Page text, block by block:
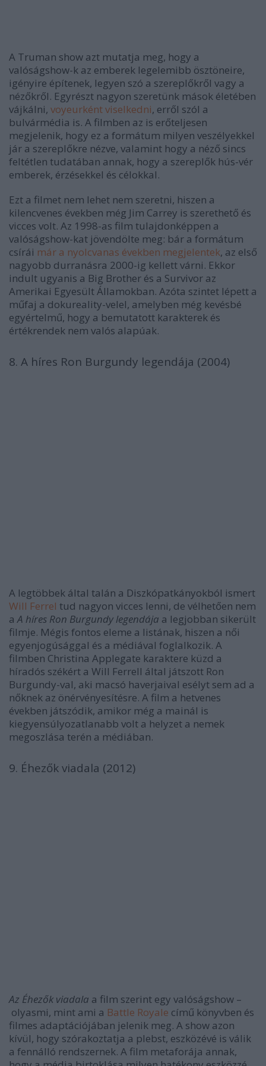
A Truman show azt mutatja meg, hogy a
valóságshow-k az emberek legelemibb ösztöneire,
igényire építenek, legyen szó a szereplőkről vagy a
nézőkről. Egyrészt nagyon szeretünk mások életében
vájkálni, voyeurként viselkedni, erről szól a
bulvármédia is. A filmben az is erőteljesen
megjelenik, hogy ez a formátum milyen veszélyekkel
jár a szereplőkre nézve, valamint hogy a néző sincs
feltétlen tudatában annak, hogy a szereplők hús-vér
emberek, érzésekkel és célokkal.
Ezt a filmet nem lehet nem szeretni, hiszen a
kilencvenes években még Jim Carrey is szerethető és
vicces volt. Az 1998-as film tulajdonképpen a
valóságshow-kat jövendölte meg: bár a formátum
csírái már a nyolcvanas években megjelentek, az első
nagyobb durranásra 2000-ig kellett várni. Ekkor
indult ugyanis a Big Brother és a Survivor az
Amerikai Egyesült Államokban. Azóta szintet lépett a
műfaj a dokureality-velel, amelyben még kevésbé
egyértelmű, hogy a bemutatott karakterek és
értékrendek nem valós alapúak.
8. A híres Ron Burgundy legendája (2004)
A legtöbbek által talán a Diszkópatkányokból ismert
Will Ferrel tud nagyon vicces lenni, de vélhetően nem
aA híres Ron Burgundy legendája a legjobban sikerült
filmje. Mégis fontos eleme a listának, hiszen a női
egyenjogúsággal és a médiával foglalkozik. A
filmben Christina Applegate karaktere küzd a
híradós székért a Will Ferrell által játszott Ron
Burgundy-val, aki macsó haverjaival esélyt sem ad a
nőknek az önérvényesítésre. A film a hetvenes
években játszódik, amikor még a mainál is
kiegyensúlyozatlanabb volt a helyzet a nemek
megoszlása terén a médiában.
9. Éhezők viadala (2012)
Az Éhezők viadala a film szerint egy valóságshow –
olyasmi, mint ami a Battle Royale című könyvben és
filmes adaptációjában jelenik meg. A show azon
kívül, hogy szórakoztatja a plebst, eszközévé is válik
a fennálló rendszernek. A film metaforája annak,